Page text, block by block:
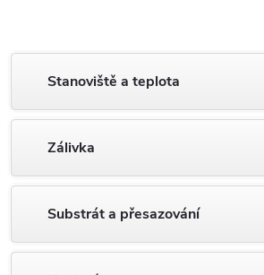
Stanoviště a teplota
Zálivka
Substrát a přesazování